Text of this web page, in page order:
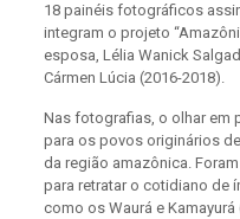
18 painéis fotográficos
integram o projeto
esposa, Lélia Wanick
Cármen Lúcia (2016-2018).
Nas fotografias, o olhar em
para os povos originários
da região amazônica.
para retratar o cotidiano de
como os Waurá e